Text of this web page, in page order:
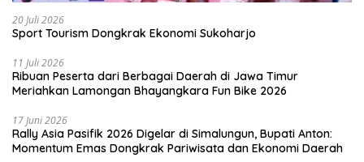
20 Juli 2026
Sport Tourism Dongkrak Ekonomi Sukoharjo
11 Juli 2026
Ribuan Peserta dari Berbagai Daerah di Jawa Timur
Meriahkan Lamongan Bhayangkara Fun Bike 2026
17 Juni 2026
Rally Asia Pasifik 2026 Digelar di Simalungun, Bupati Anton:
Momentum Emas Dongkrak Pariwisata dan Ekonomi Daerah